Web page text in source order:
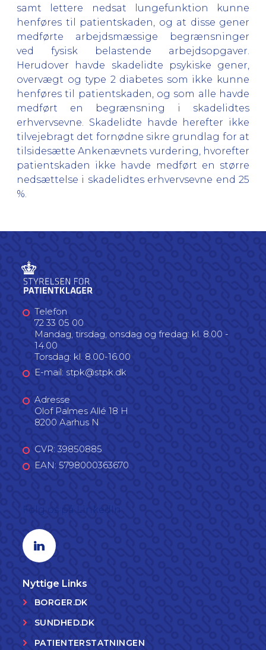
samt lettere nedsat lungefunktion kunne
henføres til patientskaden, og at disse gener
medførte arbejdsmæssige begrænsninger
ved fysisk belastende arbejdsopgaver.
Herudover havde skadelidte psykiske gener,
overvægt og type 2 diabetes som ikke kunne
henføres til patientskaden, og som alle havde
medført en begrænsning i skadelidtes
erhvervsevne. Skadelidte havde herefter ikke
tilvejebragt det fornødne sikre grundlag for at
tilsidesætte Ankenævnets vurdering, hvorefter
patientskaden ikke havde medført en større
nedsættelse i skadelidtes erhvervsevne end 25
%.
Telefon
72 33 05 00
Mandag, tirsdag, onsdag og fredag: kl. 8.00 -
14.00
Torsdag: kl. 8.00-16.00
E-mail: stpk@stpk.dk
Adresse
Olof Palmes Allé 18 H
8200 Aarhus N
CVR: 39850885
EAN: 5798000363670
Linkedin profil
Nyttige Links
BORGER.DK
SUNDHED.DK
PATIENTERSTATNINGEN